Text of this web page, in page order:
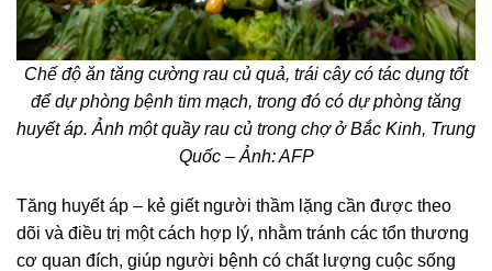
Chế độ ăn tăng cường rau củ quả, trái cây có tác dụng tốt
để dự phòng bệnh tim mạch, trong đó có dự phòng tăng
huyết áp. Ảnh một quầy rau củ trong chợ ở Bắc Kinh, Trung
Quốc – Ảnh: AFP
Tăng huyết áp – kẻ giết người thầm lặng cần được theo
dõi và điều trị một cách hợp lý, nhằm tránh các tổn thương
cơ quan đích, giúp người bệnh có chất lượng cuộc sống